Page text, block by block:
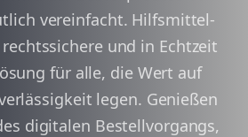
vereinfacht. Hilfsmittel-
und in Echtzeit
für alle, die Wert auf
legen. Genießen
digitalen Bestellvorgangs,